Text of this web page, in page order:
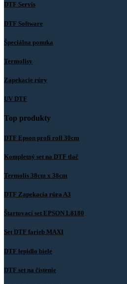
DTF Servis
DTF Software
Špeciálna ponuka
Termolisy
Zapekacie rúry
UV DTF
Top produkty
DTF Epson profi roll 30cm
Kompletný set na DTF tlač
Termolis 38cm x 38cm
DTF Zapekacia rúra A3
Štartovací set EPSON L8180
Set DTF farieb MAXI
DTF lepidlo biele
DTF set na čistenie